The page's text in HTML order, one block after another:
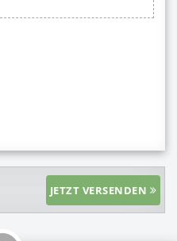
JETZT VERSENDEN